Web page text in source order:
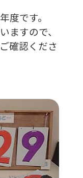
度です。
ますので、
確認くださ